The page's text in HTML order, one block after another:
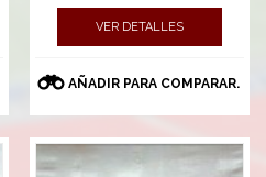
VER DETALLES
AÑADIR PARA COMPARAR.